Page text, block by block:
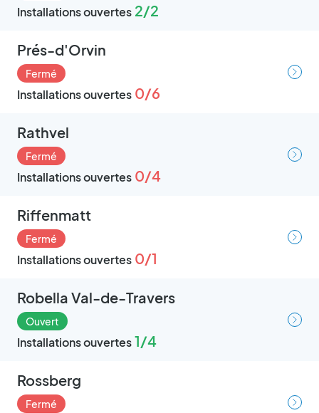
Installations ouvertes 2/2
Prés-d'Orvin
Fermé
Installations ouvertes 0/6
Rathvel
Fermé
Installations ouvertes 0/4
Riffenmatt
Fermé
Installations ouvertes 0/1
Robella Val-de-Travers
Ouvert
Installations ouvertes1/4
Rossberg
Fermé